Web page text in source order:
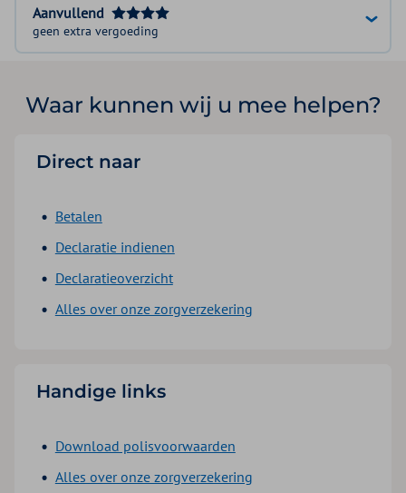
Aanvullend
geen extra vergoeding
Waar kunnen wij u mee helpen?
Direct naar
Betalen
Declaratie indienen
Declaratieoverzicht
Alles over onze zorgverzekering
Handige links
Download polisvoorwaarden
Alles over onze zorgverzekering